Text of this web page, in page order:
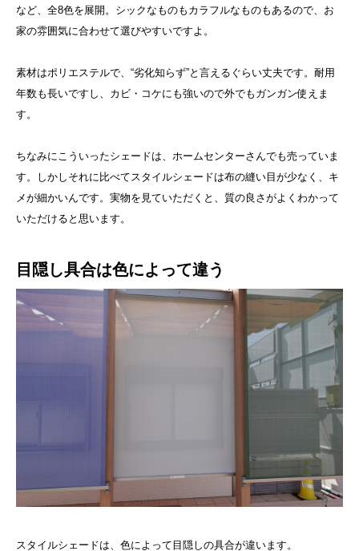
など、全8色を展開。シックなものもカラフルなものもあるので、お
家の雰囲気に合わせて選びやすいですよ。
素材はポリエステルで、“劣化知らず”と言えるぐらい丈夫です。耐用
年数も長いですし、カビ・コケにも強いので外でもガンガン使えま
す。
ちなみにこういったシェードは、ホームセンターさんでも売っていま
す。しかしそれに比べてスタイルシェードは布の縫い目が少なく、キ
メが細かいんです。実物を見ていただくと、質の良さがよくわかって
いただけると思います。
目隠し具合は色によって違う
スタイルシェードは、色によって目隠しの具合が違います。